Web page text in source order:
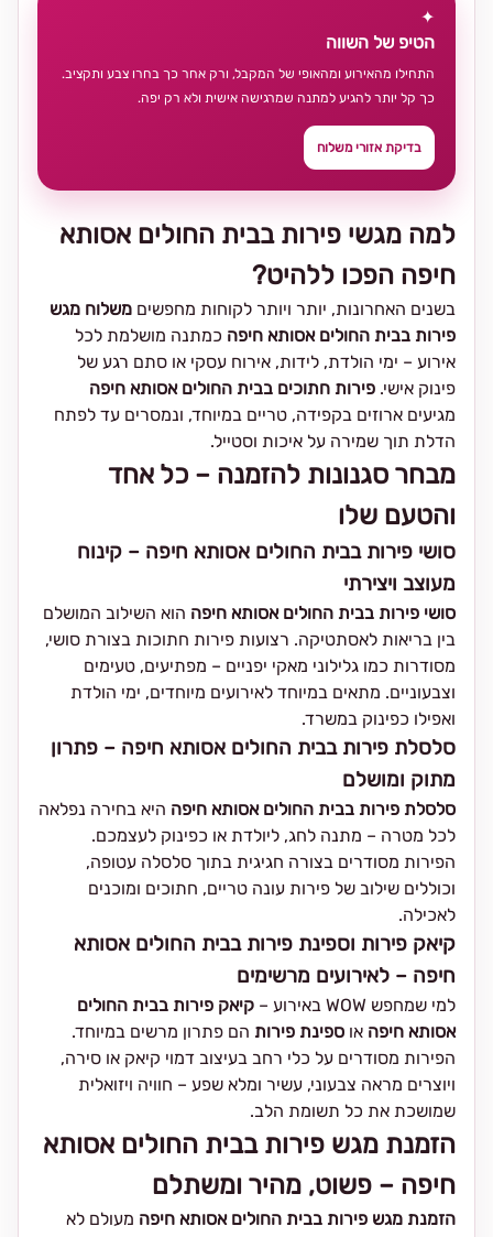
למה מגשי פירות בבית החולים אסותא
חיפה הפכו ללהיט?
בשנים האחרונות, יותר ויותר לקוחות מחפשים משלוח מגש
פירות בבית החולים אסותא חיפה כמתנה מושלמת לכל
אירוע – ימי הולדת, לידות, אירוח עסקי או סתם רגע של
פינוק אישי. פירות חתוכים בבית החולים אסותא חיפה
מגיעים ארוזים בקפידה, טריים במיוחד, ונמסרים עד לפתח
הדלת תוך שמירה על איכות וסטייל.
מבחר סגנונות להזמנה – כל אחד
והטעם שלו
סושי פירות בבית החולים אסותא חיפה – קינוח
מעוצב ויצירתי
סושי פירות בבית החולים אסותא חיפה הוא השילוב המושלם
בין בריאות לאסתטיקה. רצועות פירות חתוכות בצורת סושי,
מסודרות כמו גלילוני מאקי יפניים – מפתיעים, טעימים
וצבעוניים. מתאים במיוחד לאירועים מיוחדים, ימי הולדת
ואפילו כפינוק במשרד.
סלסלת פירות בבית החולים אסותא חיפה – פתרון
מתוק ומושלם
סלסלת פירות בבית החולים אסותא חיפה היא בחירה נפלאה
לכל מטרה – מתנה לחג, ליולדת או כפינוק לעצמכם.
הפירות מסודרים בצורה חגיגית בתוך סלסלה עטופה,
וכוללים שילוב של פירות עונה טריים, חתוכים ומוכנים
לאכילה.
קיאק פירות וספינת פירות בבית החולים אסותא
חיפה – לאירועים מרשימים
למי שמחפש WOW באירוע –
קיאק פירות בבית החולים
אסותא חיפה או ספינת פירות הם פתרון מרשים במיוחד.
הפירות מסודרים על כלי רחב בעיצוב דמוי קיאק או סירה,
ויוצרים מראה צבעוני, עשיר ומלא שפע – חוויה ויזואלית
שמושכת את כל תשומת הלב.
הזמנת מגש פירות בבית החולים אסותא
חיפה – פשוט, מהיר ומשתלם
הזמנת מגש פירות בבית החולים אסותא חיפה מעולם לא
✦
הטיפ של השווה
התחילו מהאירוע ומהאופי של המקבל, ורק אחר כך בחרו צבע ותקציב.
כך קל יותר להגיע למתנה שמרגישה אישית ולא רק יפה.
בדיקת אזורי משלוח